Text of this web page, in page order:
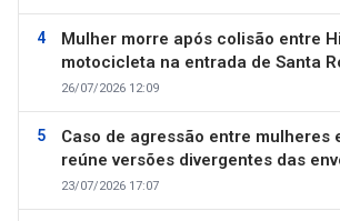
Mulher morre após colisão entre
motocicleta na entrada de Santa
26/07/2026 12:09
Caso de agressão entre mulheres
reúne versões divergentes das
23/07/2026 17:07